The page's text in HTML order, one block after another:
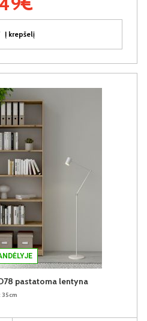
Į krepšelį
pastatoma lentyna
35cm